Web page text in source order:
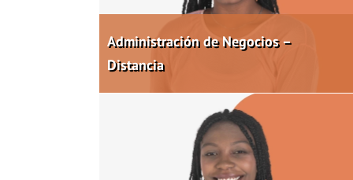
Administración de Negocios –
Distancia